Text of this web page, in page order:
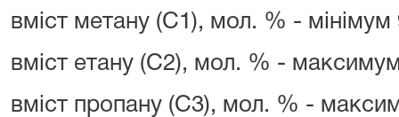
вміст метану (C1), мол. % - мінімум
вміст етану (C2), мол. % -
вміст пропану (C3), мол. % -